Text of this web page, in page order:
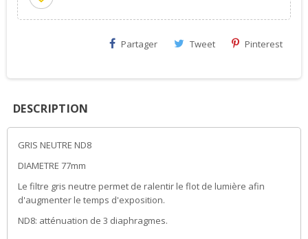
Partager Tweet Pinterest
DESCRIPTION
GRIS NEUTRE ND8
DIAMETRE 77mm
Le filtre gris neutre permet de ralentir le flot de lumière afin
d'augmenter le temps d'exposition.
ND8: atténuation de 3 diaphragmes.